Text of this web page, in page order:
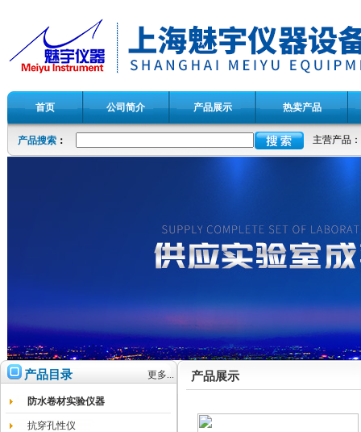
首页 公司简介 产品展示 热卖产品
产品搜索： 主营产品：
产品目录 更多...
防水卷材实验仪器
抗穿孔性仪
产品展示